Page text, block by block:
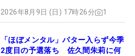
2026年8月9日 (日) 17時26分 1
「ほぼメンタル」パター入らず今季
2度目の予選落ち 佐久間朱莉に何